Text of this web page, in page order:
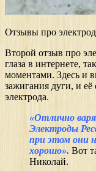
Отзывы про
Второй отзыв про
глаза в интернете,
моментами. Здесь и
зажигания дуги, и её
электрода.
«Отлично
Электроды
при этом они
хорошо». Вот
Николай.